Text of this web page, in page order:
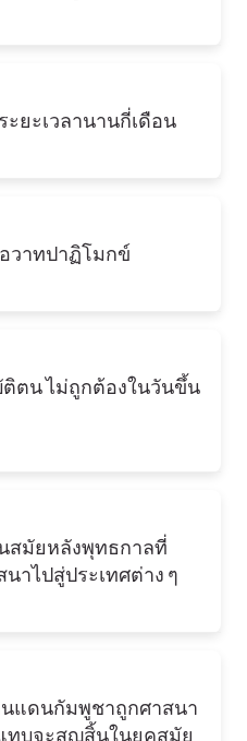
ยะเวลานานกี่เดือน
วาทปาฏิโมกข์
ตน ไม่ถูกต้องในวันขึ้น
สมัยหลังพุทธกาลที่
าไปสู่ประเทศต่าง ๆ
แดนกัมพูชาถูกศาสนา
ทบจะสูญสิ้นในยุคสมัย